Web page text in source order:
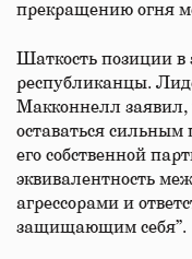
прекращению огня
Шаткость позиции в
республиканцы.
Макконнелл заявил,
оставаться сильным
его собственной
эквивалентность
агрессорами и
защищающим себя”.